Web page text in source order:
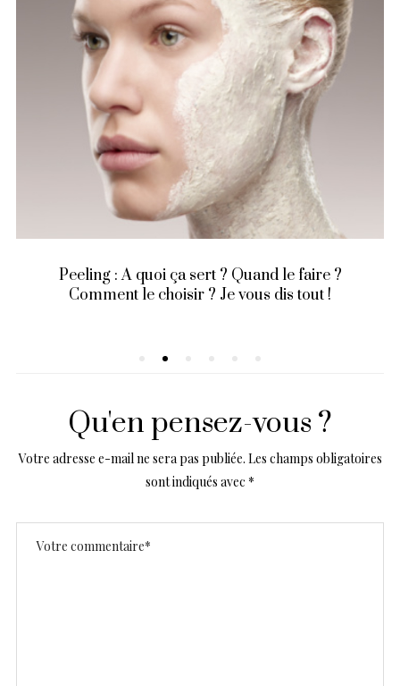
Peeling : A quoi ça sert ? Quand le faire ?
Comment le choisir ? Je vous dis tout !
Qu'en pensez-vous ?
Votre adresse e-mail ne sera pas publiée. Les champs obligatoires
sont indiqués avec *